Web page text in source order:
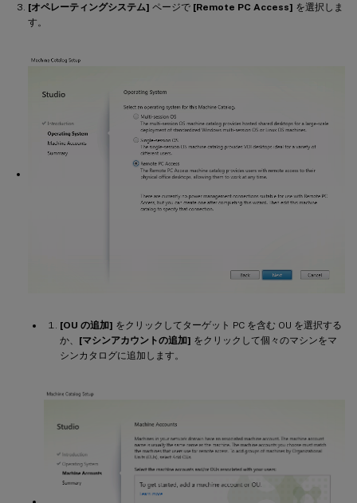
[オペレーティングシステム] ページで [Remote PC Access] を選択しま
す。
[OU の追加] をクリックしてターゲット PC を含む OU を選択する
か、 [マシンアカウントの追加] をクリックして個々のマシンをマ
シンカタログに追加します。